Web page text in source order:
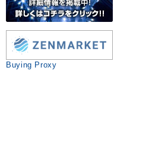
Buying Proxy